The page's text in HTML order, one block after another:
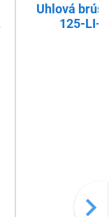
Uhlová
125-LI-